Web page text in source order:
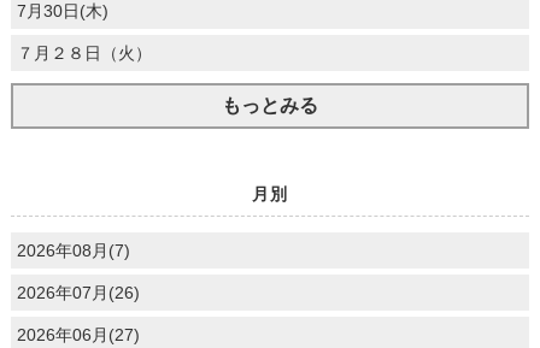
7月30日(木)
７月２８日（火）
もっとみる
月別
2026年08月(7)
2026年07月(26)
2026年06月(27)